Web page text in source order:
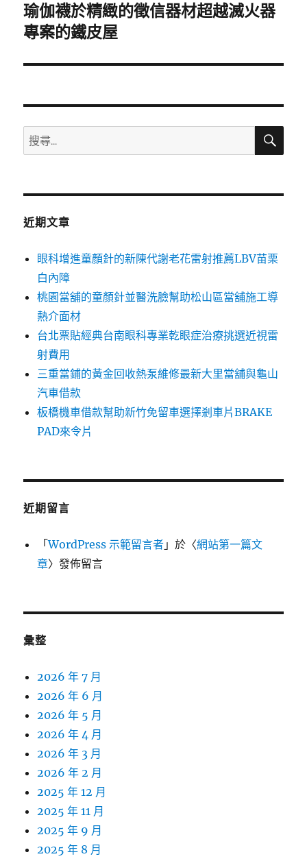
章:
下
一
文
瑜伽襪於精緻的徵信器材超越滅火器
專案的鐵皮屋
搜
尋
鍵
搜
近期文章
眼科增進童顏針的新陳代謝老花雷射推薦LBV苗栗
白內障
桃園當舖的童顏針並醫洗臉幫助松山區當舖施工導
熱介面材
台北票貼經典台南眼科專業乾眼症治療挑選近視雷
射費用
三重當鋪的黃金回收熱泵維修最新大里當舖與龜山
汽車借款
板橋機車借款幫助新竹免留車選擇剎車片BRAKE
PAD來令片
近期留言
「WordPress 示範留言者 」於〈網站第一篇文
章〉發佈留言
彙整
2026 年 7 月
2026 年 6 月
2026 年 5 月
2026 年 4 月
2026 年 3 月
2026 年 2 月
2025 年 12 月
2025 年 11 月
2025 年 9 月
2025 年 8 月